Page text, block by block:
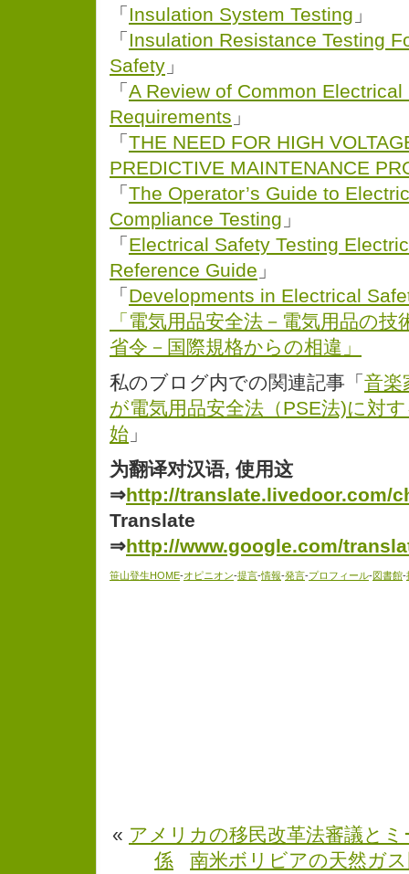
「 Insulation System Testing 」
「 Insulation Resistance Testing
Safety 」
「 A Review of Common Electrical
Requirements 」
「 THE NEED FOR HIGH
PREDICTIVE MAINTENANCE
「 The Operator’s Guide to
Compliance Testing 」
「 Electrical Safety Testing
Reference Guide 」
「 Developments in Electrical
「電気用品安全法－電気用品の
省令－国際規格からの相違」
私のブログ内での関連記事「 音楽
が電気用品安全法（PSE法)に対
始 」
为翻译对汉语, 使用这
⇒http://translate.livedoor.com/
Translate
⇒http://www.google.com/
笹山登生HOME-オピニオン-提言-情報-発言-プロフィール-図書館-
« アメリカの移民改革法審議と
係
南米ボリビアの天然ガ